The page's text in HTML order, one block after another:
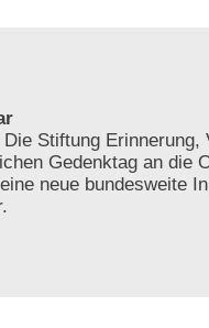
Stiftung Erinnerung,
Gedenktag an die
neue bundesweite